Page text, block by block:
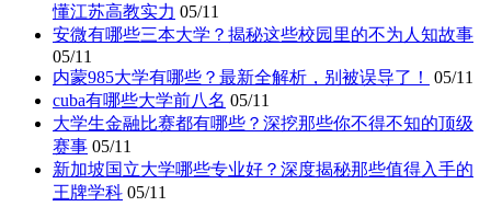
懂江苏高教实力 05/11
安微有哪些三本大学？揭秘这些校园里的不为人知故事
05/11
内蒙985大学有哪些？最新全解析，别被误导了！
05/11
cuba有哪些大学前八名 05/11
大学生金融比赛都有哪些？深挖那些你不得不知的顶级
赛事 05/11
新加坡国立大学哪些专业好？深度揭秘那些值得入手的
王牌学科 05/11